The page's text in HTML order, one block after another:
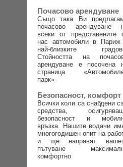
Почасово арендуване
Също така Ви
почасово арендуване
всеки от представените
нас автомобили в
най-близките
Стойността на
арендуване е посочена
страница
парк»
Безопасност, комфорт
Всички коли са снабдени
средства,
безопасност и
връзка. Нашите водачи
многогодишен опит на
и ще направят
пътуване
комфортно